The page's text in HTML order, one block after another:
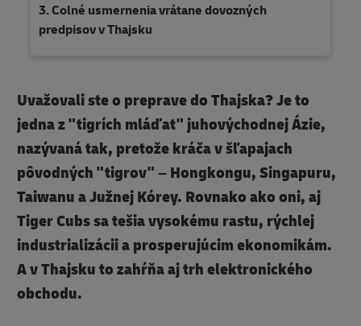
Colné usmernenia vrátane dovozných
predpisov v Thajsku
Uvažovali ste o preprave do Thajska? Je to
jedna z "tigrích mláďat" juhovýchodnej Ázie,
nazývaná tak, pretože kráča v šľapajach
pôvodných "tigrov" – Hongkongu, Singapuru,
Taiwanu a Južnej Kórey. Rovnako ako oni, aj
Tiger Cubs sa tešia vysokému rastu, rýchlej
industrializácii a prosperujúcim ekonomikám.
A v Thajsku to zahŕňa aj trh elektronického
obchodu.